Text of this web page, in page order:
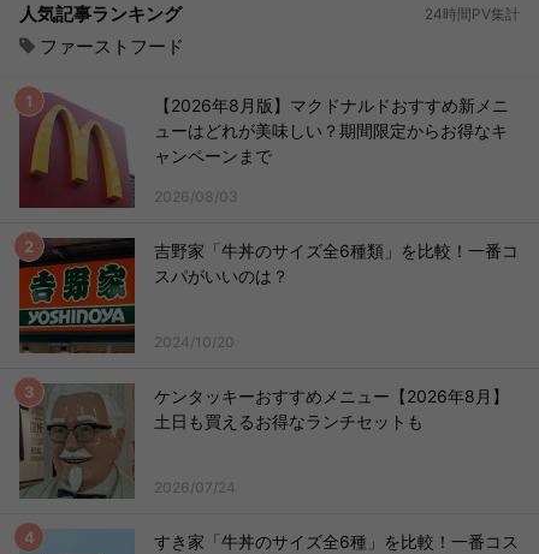
人気記事ランキング 24時間PV集計
ファーストフード
【2026年8月版】マクドナルドおすすめ新メニ
ューはどれが美味しい？期間限定からお得なキ
ャンペーンまで
2026/08/03
吉野家「牛丼のサイズ全6種類」を比較！一番コ
スパがいいのは？
2024/10/20
ケンタッキーおすすめメニュー【2026年8月】
土日も買えるお得なランチセットも
2026/07/24
すき家「牛丼のサイズ全6種」を比較！一番コス